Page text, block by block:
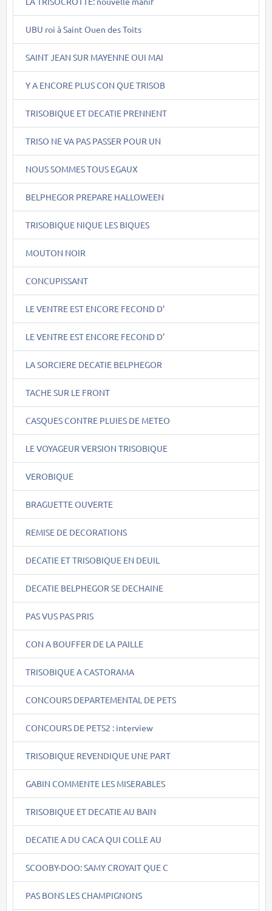
UBU roi à Saint Ouen des Toits
SAINT JEAN SUR MAYENNE OUI MAI
Y A ENCORE PLUS CON QUE TRISOB
TRISOBIQUE ET DECATIE PRENNENT
TRISO NE VA PAS PASSER POUR UN
NOUS SOMMES TOUS EGAUX
BELPHEGOR PREPARE HALLOWEEN
TRISOBIQUE NIQUE LES BIQUES
MOUTON NOIR
CONCUPISSANT
LE VENTRE EST ENCORE FECOND D'
LE VENTRE EST ENCORE FECOND D'
LA SORCIERE DECATIE BELPHEGOR
TACHE SUR LE FRONT
CASQUES CONTRE PLUIES DE METEO
LE VOYAGEUR VERSION TRISOBIQUE
VEROBIQUE
BRAGUETTE OUVERTE
REMISE DE DECORATIONS
DECATIE ET TRISOBIQUE EN DEUIL
DECATIE BELPHEGOR SE DECHAINE
PAS VUS PAS PRIS
CON A BOUFFER DE LA PAILLE
TRISOBIQUE A CASTORAMA
CONCOURS DEPARTEMENTAL DE PETS
CONCOURS DE PETS2 : interview
TRISOBIQUE REVENDIQUE UNE PART
GABIN COMMENTE LES MISERABLES
TRISOBIQUE ET DECATIE AU BAIN
DECATIE A DU CACA QUI COLLE AU
SCOOBY-DOO: SAMY CROYAIT QUE C
PAS BONS LES CHAMPIGNONS